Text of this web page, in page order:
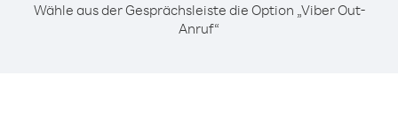
Wähle aus der Gesprächsleiste die Option „Viber Out-
Anruf“